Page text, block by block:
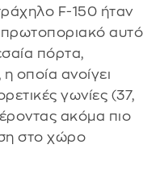
F-150 ήταν
αυτό
πόρτα,
οποία ανοίγει
γωνίες (37,
ακόμα πιο
στο χώρο